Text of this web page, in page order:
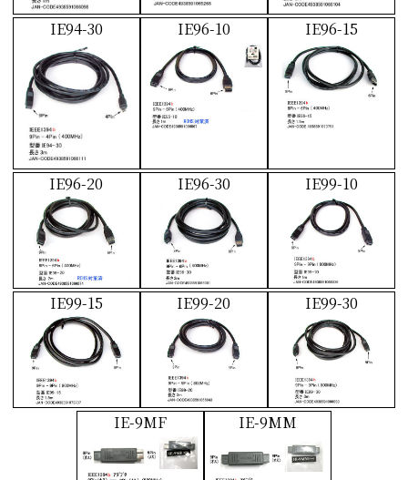
IE94-30 IE96-10 IE96-15
IE96-20 IE96-30 IE99-10
IE99-15 IE99-20 IE99-30
IE-9MF IE-9MM